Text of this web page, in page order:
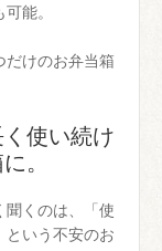
能。
だけのお弁当箱
使い続け
。
聞くのは、「使
いう不安のお